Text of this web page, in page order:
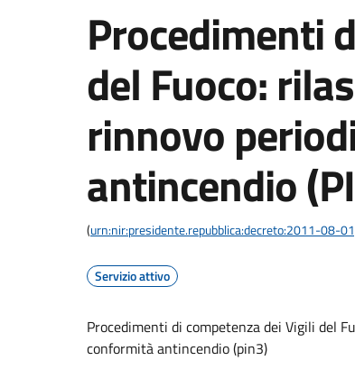
Procedimenti
del Fuoco:
rinnovo
antincendio
(urn:nir:presidente.repubblica:decreto:2011-08-
Servizio attivo
Procedimenti di competenza dei Vigili del
conformità antincendio (pin3)